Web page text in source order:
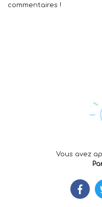
commentaires !
Vous avez